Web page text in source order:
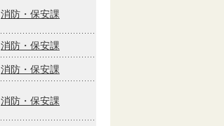
消防・保安課
消防・保安課
消防・保安課
消防・保安課